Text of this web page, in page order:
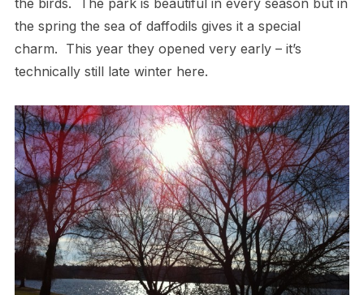
the spring the sea of daffodils gives it a special
charm. This year they opened very early – it’s
technically still late winter here.